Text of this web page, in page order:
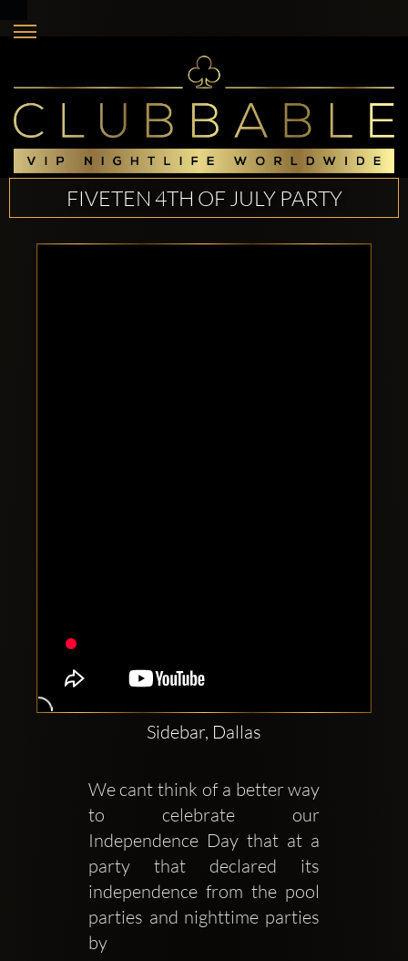
FIVETEN 4TH OF JULY PARTY
Sidebar, Dallas
We cant think of a better way
to celebrate our
Independence Day that at a
party that declared its
independence from the pool
parties and nighttime parties
by